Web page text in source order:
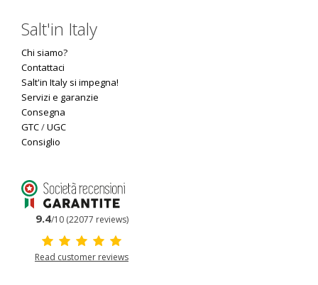
Salt'in Italy
Chi siamo?
Contattaci
Salt'in Italy si impegna!
Servizi e garanzie
Consegna
GTC/UGC
Consiglio
9.4/10 (22077 reviews)
Read customer reviews